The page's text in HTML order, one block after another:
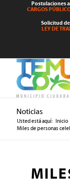
Postulaciones a
CARGOS
Solicitud
LEY DE
Noticias
Usted está aquí: Inicio
Miles de personas